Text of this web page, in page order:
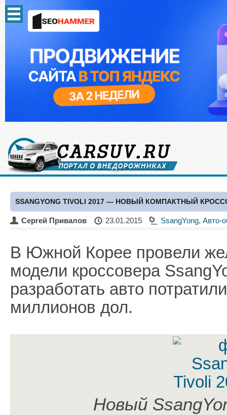
SSANGYONG TIVOLI 2017 — НОВЫЙ КОМПАКТНЫЙ
Сергей Привалов 23.01.2015 SsangYong, Авто-
В Южной Корее провели
модели кроссовера
разработать авто
миллионов дол.
Новый